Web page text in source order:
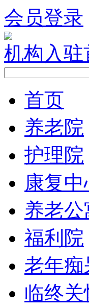
会员登录
机构入驻
首页
养老院
护理院
康复中
养老公
福利院
老年痴
临终关